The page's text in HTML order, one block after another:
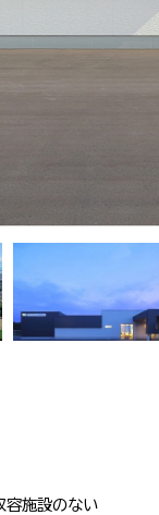
容施設のない